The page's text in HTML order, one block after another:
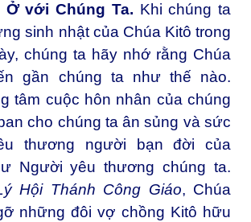
Ở với Chúng Ta. Khi chúng ta
sinh nhật của Chúa Kitô trong
chúng ta hãy nhớ rằng Chúa
gần chúng ta như thế nào.
tâm cuộc hôn nhân của chúng
cho chúng ta ân sủng và sức
thương người bạn đời của
Người yêu thương chúng ta.
Hội Thánh Công Giáo, Chúa
những đôi vợ chồng Kitô hữu